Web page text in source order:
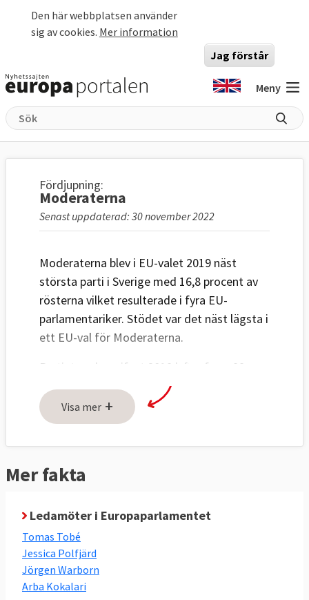
Den här webbplatsen använder
sig av cookies. Mer information
Jag förstår
Meny
Fördjupning:
Moderaterna
Senast uppdaterad: 30 november 2022
Moderaterna blev i EU-valet 2019 näst
största parti i Sverige med 16,8 procent av
rösterna vilket resulterade i fyra EU-
parlamentariker. Stödet var det näst lägsta i
ett EU-val för Moderaterna.
Partiets valmanifest 2019 lyfter fram 99
förslag inom fyra huvudområden:
Göra Sverige tryggare: 28 förslag
Kontroll över Europas gränser: 10
Frihet, företagsamhet och framtidstro:
Läs mer
Visa mer +
Mer fakta
Ledamöter i Europaparlamentet
Tomas Tobé
Jessica Polfjärd
Jörgen Warborn
Arba Kokalari